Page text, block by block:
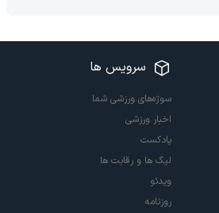
سرویس ها
سوژه‌های ورزشی شما
اخبار ورزشی
پادکست
لیگ ها و رقابت ها
ویدئو
روزنامه